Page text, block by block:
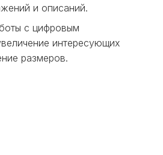
и описаний.
с цифровым
интересующих
размеров.